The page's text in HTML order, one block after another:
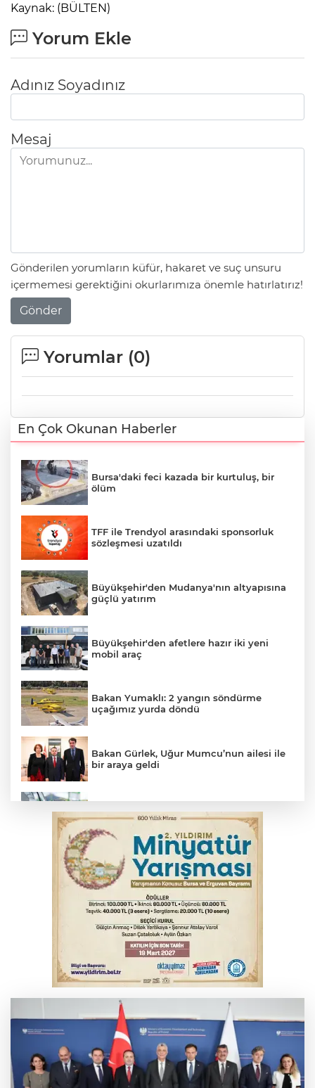
Kaynak: (BÜLTEN)
Yorum Ekle
Adınız Soyadınız
Mesaj
Gönderilen yorumların küfür, hakaret ve suç unsuru
içermemesi gerektiğini okurlarımıza önemle hatırlatırız!
Gönder
Yorumlar (0)
En Çok Okunan Haberler
Bursa'daki feci kazada bir kurtuluş, bir
ölüm
TFF ile Trendyol arasındaki sponsorluk
sözleşmesi uzatıldı
Büyükşehir'den Mudanya'nın altyapısına
güçlü yatırım
Büyükşehir'den afetlere hazır iki yeni
mobil araç
Bakan Yumaklı: 2 yangın söndürme
uçağımız yurda döndü
Bakan Gürlek, Uğur Mumcu’nun ailesi ile
bir araya geldi
yansıyacak mı?
YENİ Parti Genel Başkanı Özel'den
Çerçeve Yasa yorumu
Serbest piyasada döviz fiyatları
Serbest piyasada altın fiyatları...